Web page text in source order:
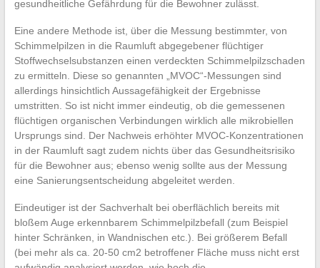
gesundheitliche Gefährdung für die Bewohner zulässt.
Eine andere Methode ist, über die Messung bestimmter, von
Schimmelpilzen in die Raumluft abgegebener flüchtiger
Stoffwechselsubstanzen einen verdeckten Schimmelpilzschaden
zu ermitteln. Diese so genannten „MVOC“-Messungen sind
allerdings hinsichtlich Aussagefähigkeit der Ergebnisse
umstritten. So ist nicht immer eindeutig, ob die gemessenen
flüchtigen organischen Verbindungen wirklich alle mikrobiellen
Ursprungs sind. Der Nachweis erhöhter MVOC-Konzentrationen
in der Raumluft sagt zudem nichts über das Gesundheitsrisiko
für die Bewohner aus; ebenso wenig sollte aus der Messung
eine Sanierungsentscheidung abgeleitet werden.
Eindeutiger ist der Sachverhalt bei oberflächlich bereits mit
bloßem Auge erkennbarem Schimmelpilzbefall (zum Beispiel
hinter Schränken, in Wandnischen etc.). Bei größerem Befall
(bei mehr als ca. 20-50 cm2 betroffener Fläche muss nicht erst